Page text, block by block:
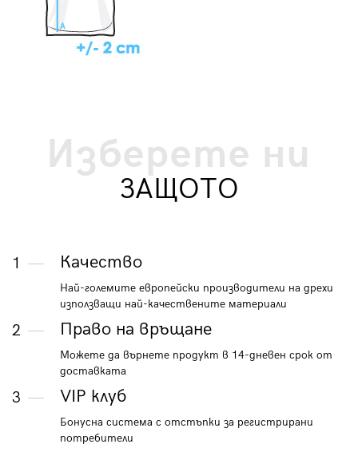
Изберете ни
ЗАЩОТО
1 Качество
Най-големите европейски производители на дрехи
използващи най-качествените материали
2 Право на връщане
Можете да върнете продукт в 14-дневен срок от
доставката
3 VIP клуб
Бонусна система с отстъпки за регистрирани
потребители